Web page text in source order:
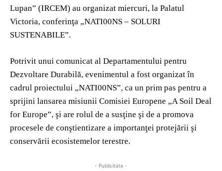
Lupan” (IRCEM) au organizat miercuri, la Palatul
Victoria, conferinţa „NATI00NS – SOLURI
SUSTENABILE”.
Potrivit unui comunicat al Departamentului pentru
Dezvoltare Durabilă, evenimentul a fost organizat în
cadrul proiectului „NATI00NS”, ca un prim pas pentru a
sprijini lansarea misiunii Comisiei Europene „A Soil Deal
for Europe”, şi are rolul de a susţine şi de a promova
procesele de conştientizare a importanţei protejării şi
conservării ecosistemelor terestre.
- Publicitate -